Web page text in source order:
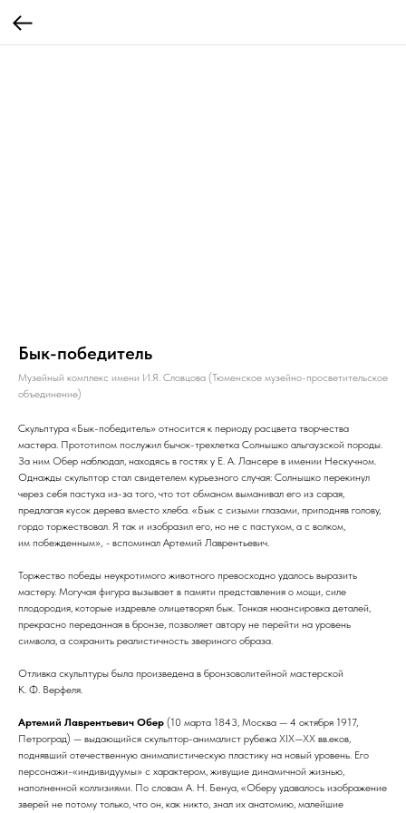
Бык-победитель
Музейный комплекс имени И.Я. Словцова (Тюменское музейно-просветительское
объединение)
Скульптура «Бык-победитель» относится к периоду расцвета творчества
мастера. Прототипом послужил бычок-трехлетка Солнышко альгаузской породы.
За ним Обер наблюдал, находясь в гостях у Е. А. Лансере в имении Нескучном.
Однажды скульптор стал свидетелем курьезного случая: Солнышко перекинул
через себя пастуха из-за того, что тот обманом выманивал его из сарая,
предлагая кусок дерева вместо хлеба. «Бык с сизыми глазами, приподняв голову,
гордо торжествовал. Я так и изобразил его, но не с пастухом, а с волком,
им побежденным», - вспоминал Артемий Лаврентьевич.
Торжество победы неукротимого животного превосходно удалось выразить
мастеру. Могучая фигура вызывает в памяти представления о мощи, силе
плодородия, которые издревле олицетворял бык. Тонкая нюансировка деталей,
прекрасно переданная в бронзе, позволяет автору не перейти на уровень
символа, а сохранить реалистичность звериного образа.
Отливка скульптуры была произведена в бронзоволитейной мастерской
К. Ф. Верфеля.
Артемий Лаврентьевич Обер (10 марта 1843, Москва — 4 октября 1917,
Петроград) — выдающийся скульптор-анималист рубежа XIX—XX вв.еков,
поднявший отечественную анималистическую пластику на новый уровень. Его
персонажи-«индивидуумы» с характером, живущие динамичной жизнью,
наполненной коллизиями. По словам А. Н. Бенуа, «Оберу удавалось изображение
зверей не потому только, что он, как никто, знал их анатомию, малейшие